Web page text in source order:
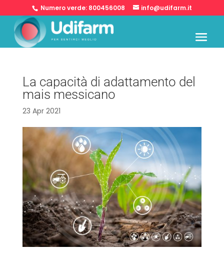
Numero verde: 800456008 info@udifarm.it
La capacità di adattamento del
mais messicano
23 Apr 2021